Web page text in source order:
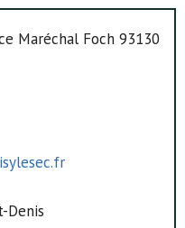
Maréchal Foch 93130
Denis